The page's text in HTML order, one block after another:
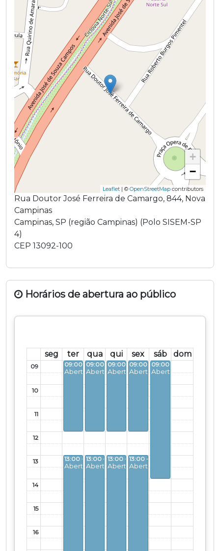
+
−
Leaflet | © OpenStreetMap contributors
Rua Doutor José Ferreira de Camargo, 844, Nova
Campinas
Campinas, SP (região Campinas) (Polo SISEM-SP
4)
CEP 13092-100
Horários de abertura ao público
seg ter qua qui sex sáb dom
09
10
11
12
13
14
15
16
09:00 - 12:00
Aberto
13:00 - 17:30
Aberto
09:00 - 12:00
Aberto
13:00 - 17:30
Aberto
09:00 - 12:00
Aberto
13:00 - 17:30
Aberto
09:00 - 12:00
Aberto
13:00 - 17:30
Aberto
09:00 - 14:00
Aberto